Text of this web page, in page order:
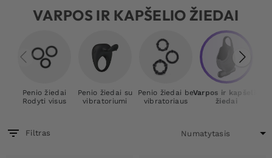
VARPOS IR KAPŠELIO ŽIEDAI
Penio žiedai
Rodyti visus
Penio žiedai su
vibratoriumi
Penio žiedai be
vibratoriaus
Varpos ir kapšelio
žiedai
Filtras